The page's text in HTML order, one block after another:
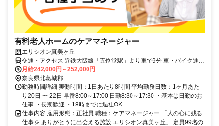
有料老人ホームのケアマネージャー
エリシオン真美ヶ丘
交通・アクセス 近鉄大阪線「五位堂駅」より車で9分 車・バイク通勤
可
月給242,000円～252,000円
奈良県北葛城郡
勤務時間詳細 実働時間：1日あたり8時間 平均勤務日数：1ヶ月あた
り20日 〜 22日 早番8:00～17:00 日勤8:30～17:30 ・基本は日勤のお
仕事 ・長期歓迎 ・18時までに退社OK
仕事内容 雇用形態：正社員 職種：ケアマネージャー 「人の心に残る
仕事を ありがとうに出会える施設 エリシオン真美ヶ丘」 定員99名の